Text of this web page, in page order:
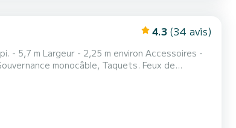
4.3 (34 avis)
monocâble, Taquets. Feux de
croisière - 20 nœuds Consommation moyenne